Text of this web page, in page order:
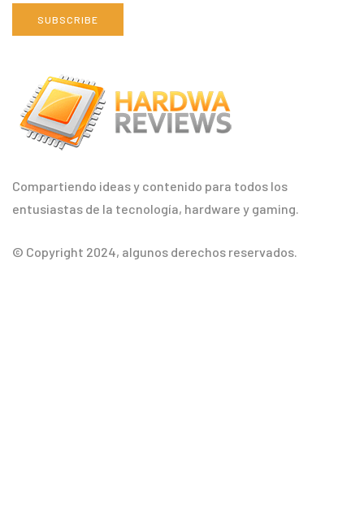
Compartiendo ideas y contenido para todos los
entusiastas de la tecnología, hardware y gaming.
© Copyright 2024, algunos derechos reservados.
SUBSCRIBE